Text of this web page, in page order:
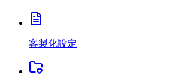
客製化設定